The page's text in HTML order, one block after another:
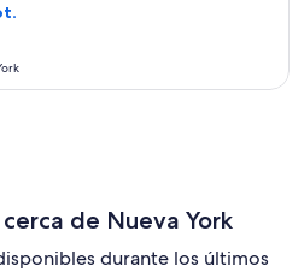
de Nueva York
durante los últimos